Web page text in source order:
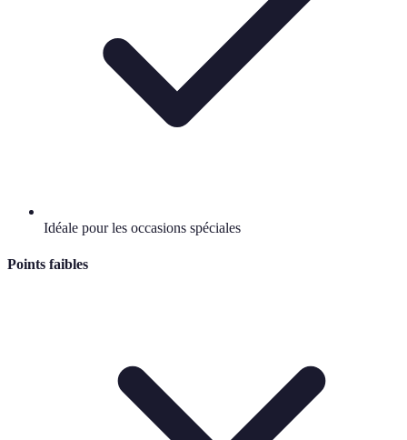
Idéale pour les occasions spéciales
Points faibles